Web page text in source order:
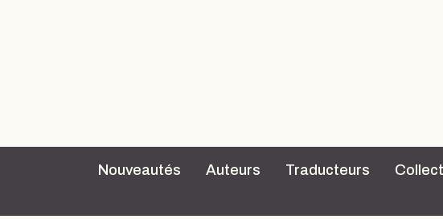
Nouveautés Auteurs Traducteurs